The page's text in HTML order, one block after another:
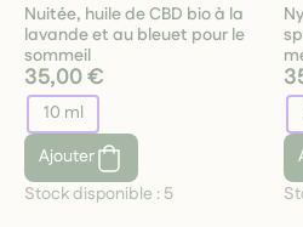
Nuitée, huile de CBD bio à la
lavande et au bleuet pour le
sommeil
35,00 €
10 ml
Ajouter
Stock disponible : 5